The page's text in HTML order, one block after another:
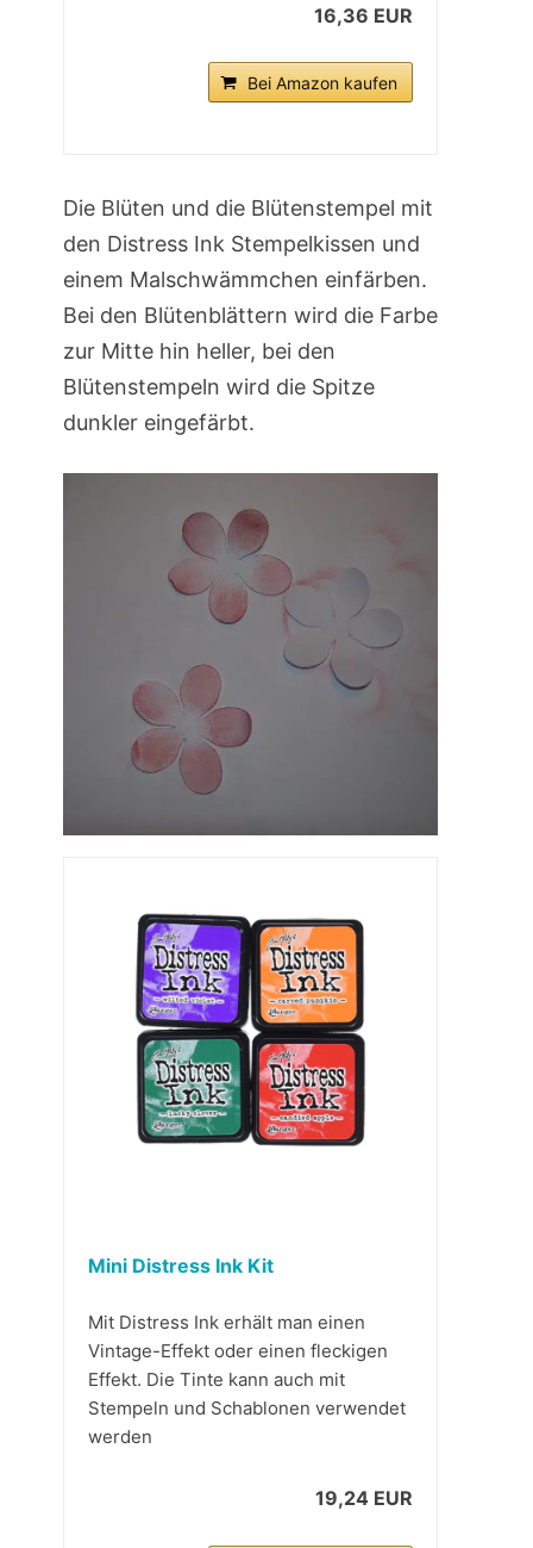
16,36 EUR
Bei Amazon kaufen
Die Blüten und die Blütenstempel mit
den Distress Ink Stempelkissen und
einem Malschwämmchen einfärben.
Bei den Blütenblättern wird die Farbe
zur Mitte hin heller, bei den
Blütenstempeln wird die Spitze
dunkler eingefärbt.
Mini Distress Ink Kit
Mit Distress Ink erhält man einen
Vintage-Effekt oder einen fleckigen
Effekt. Die Tinte kann auch mit
Stempeln und Schablonen verwendet
werden
19,24 EUR